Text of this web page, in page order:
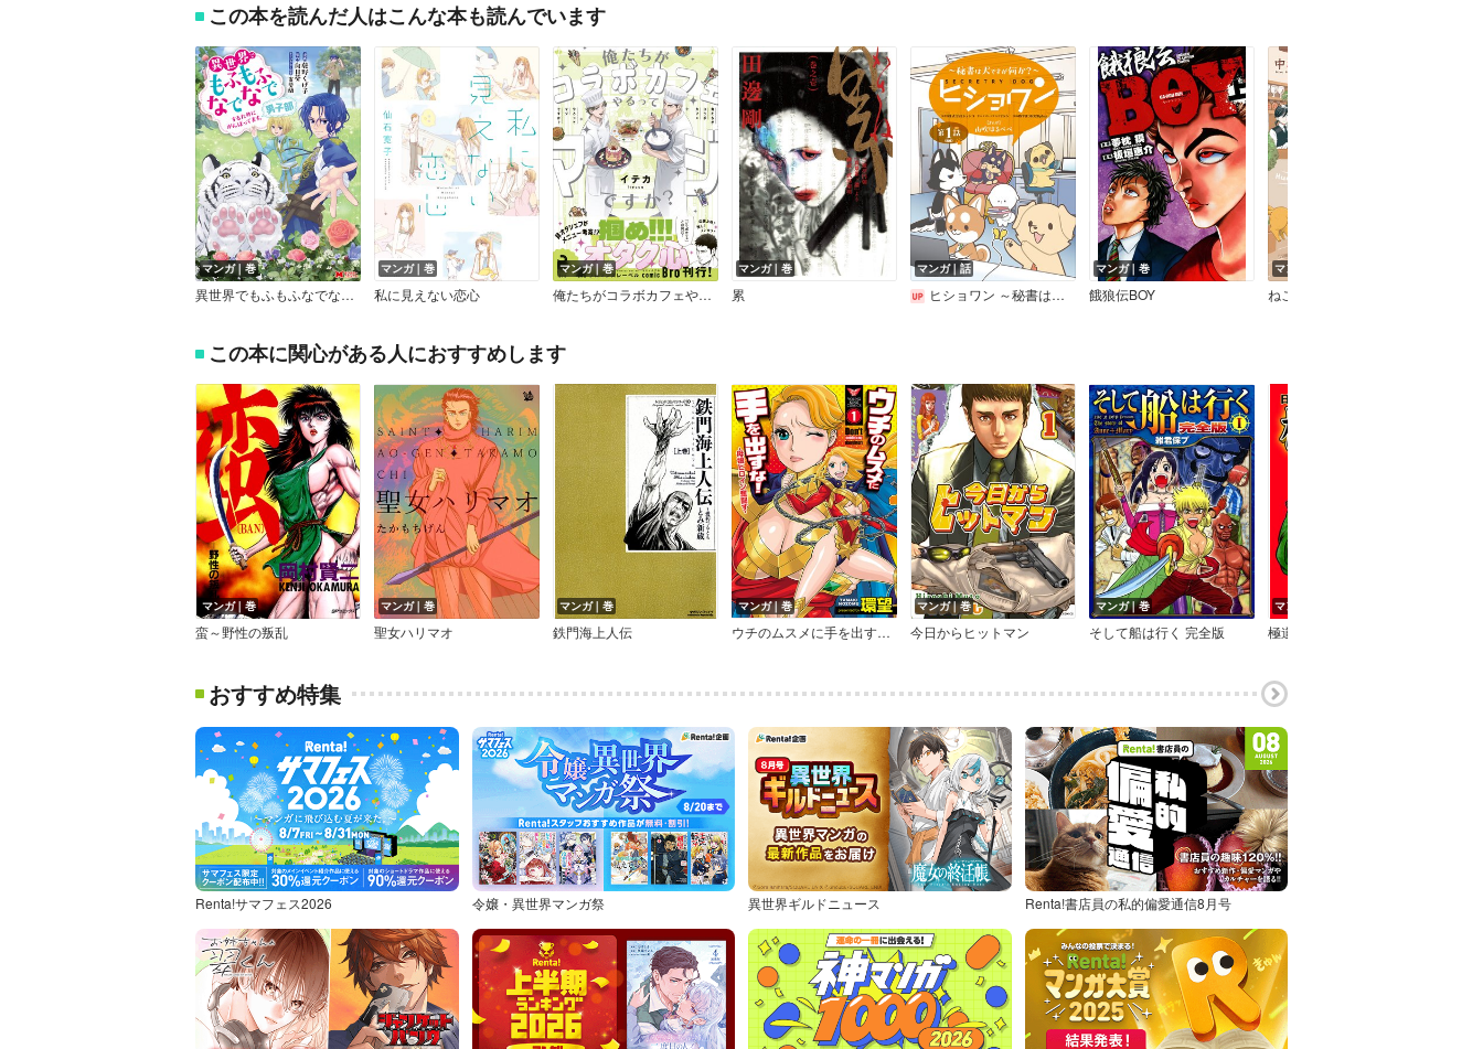
この本を読んだ人はこんな本も読んでいます
マンガ｜巻
異世界でもふもふなでなでするためにがんばってます。男子部
マンガ｜巻
私に見えない恋心
マンガ｜巻
俺たちがコラボカフェやるってマジですか？（コミックス）
マンガ｜巻
累
マンガ｜話
ヒショワン ～秘書は犬ですが何か？～（話売り）
マンガ｜巻
餓狼伝BOY
マンガ｜巻
ねこまたカフェ
この本に関心がある人におすすめします
マンガ｜巻
蛮～野性の叛乱
マンガ｜巻
聖女ハリマオ
マンガ｜巻
鉄門海上人伝
マンガ｜巻
ウチのムスメに手を出すな！
マンガ｜巻
今日からヒットマン
マンガ｜巻
そして船は行く 完全版
マンガ｜巻
おすすめ特集
Renta!サマフェス2026 令嬢・異世界マンガ祭 異世界ギルドニュース Renta!書店員の私的偏愛通信8月号